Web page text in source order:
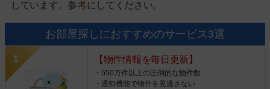
しています。参考にしてください。
お部屋探しにおすすめのサービス3選
【物件情報を毎日更新】
・550万件以上の圧倒的な物件数
・通知機能で物件を見逃さない